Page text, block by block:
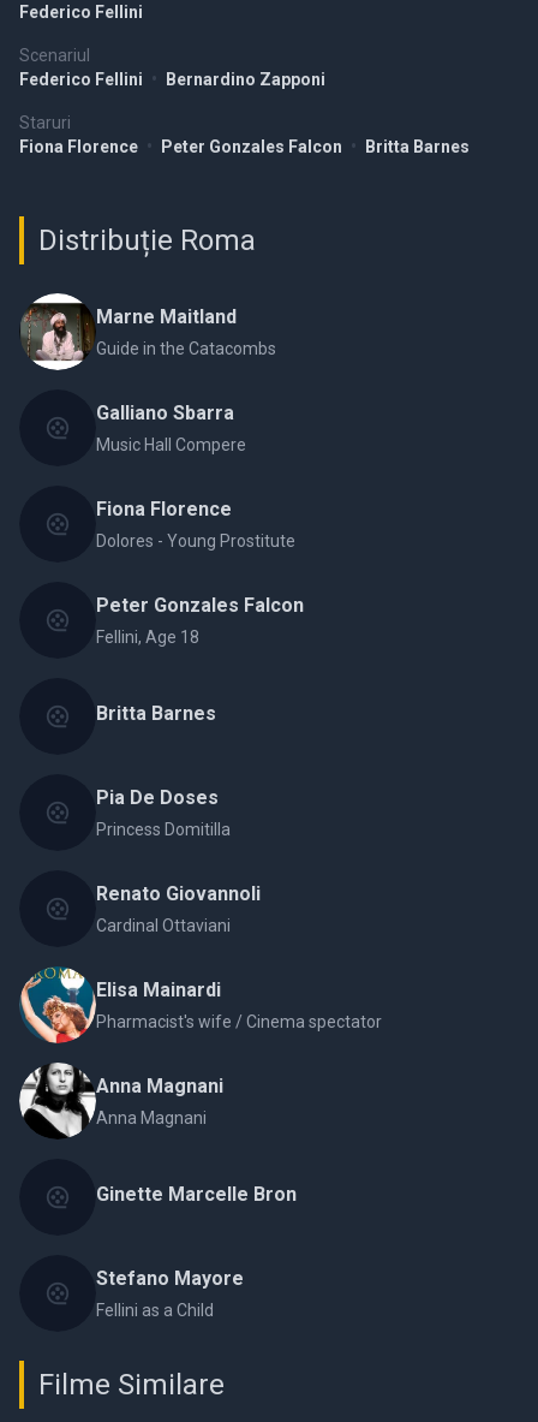
Federico Fellini
Scenariul
Federico Fellini • Bernardino Zapponi
Staruri
Fiona Florence • Peter Gonzales Falcon • Britta Barnes
Distribuție Roma
Marne Maitland
Guide in the Catacombs
Galliano Sbarra
Music Hall Compere
Fiona Florence
Dolores - Young Prostitute
Peter Gonzales Falcon
Fellini, Age 18
Britta Barnes
Pia De Doses
Princess Domitilla
Renato Giovannoli
Cardinal Ottaviani
Elisa Mainardi
Pharmacist's wife / Cinema spectator
Anna Magnani
Anna Magnani
Ginette Marcelle Bron
Stefano Mayore
Fellini as a Child
Filme Similare